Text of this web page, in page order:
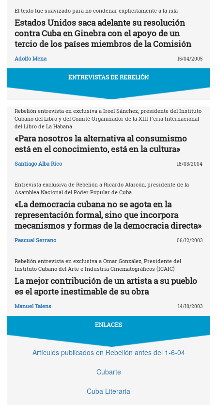
El texto fue suavizado para no condenar explícitamente a la isla
Estados Unidos saca adelante su resolución
contra Cuba en Ginebra con el apoyo de un
tercio de los países miembros de la Comisión
Adolfo Mena 15/04/2005
ENTREVISTAS DE REBELIÓN
Rebelión entrevista en exclusiva a Iroel Sánchez, presidente del Instituto
Cubano del Libro y del Comité Organizador de la XIII Feria Internacional
del Libro de La Habana
«Para nosotros la alternativa al consumismo
está en el conocimiento, está en la cultura»
Santiago Alba Rico 18/03/2004
Entrevista exclusiva de Rebelión a Ricardo Alarcón, presidente de la
Asamblea Nacional del Poder Popular de Cuba
«La democracia cubana no se agota en la
representación formal, sino que incorpora
mecanismos y formas de la democracia directa»
Pascual Serrano 06/12/2003
Rebelión entrevista en exclusiva a Omar González, Presidente del
Instituto Cubano del Arte e Industria Cinematográficos (ICAIC)
La mejor contribución de un artista a su pueblo
es el aporte inestimable de su obra
Manuel Talens 14/10/2003
ENLACES
Artículos publicados en Rebelión antes del 1-6-04
Cubarte
Cuba Literaria